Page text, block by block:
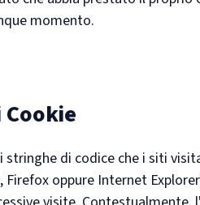
momento.
Cookie
stringhe di codice che i siti
Firefox oppure Internet